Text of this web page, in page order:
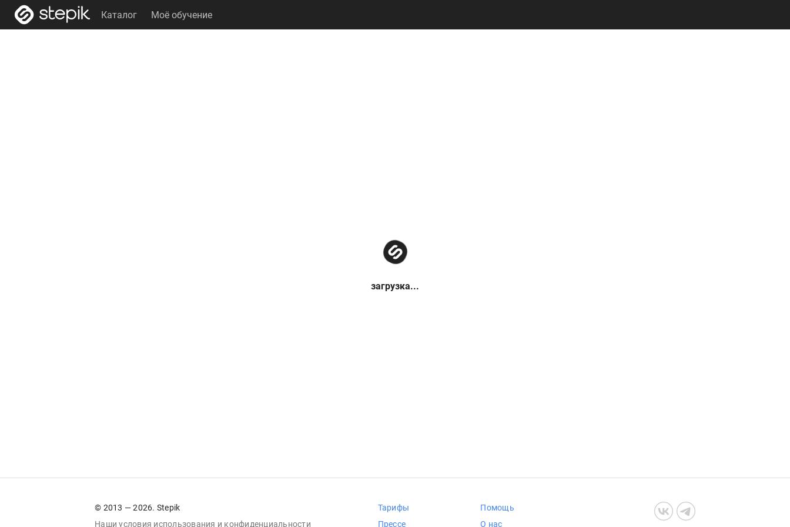
Каталог Моё обучение
загрузка...
© 2013 — 2026. Stepik
Наши условия использования и конфиденциальности
Тарифы
Прессе
Помощь
О нас